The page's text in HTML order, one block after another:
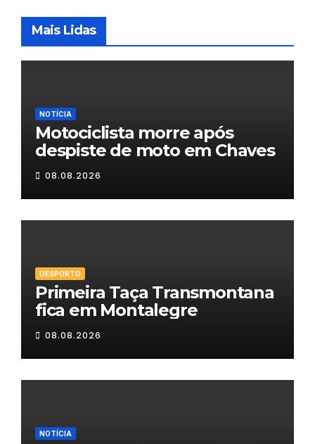
Mais Lidas
NOTÍCIA
Motociclista morre após
despiste de moto em Chaves
08.08.2026
DESPORTO
Primeira Taça Transmontana
fica em Montalegre
08.08.2026
NOTÍCIA